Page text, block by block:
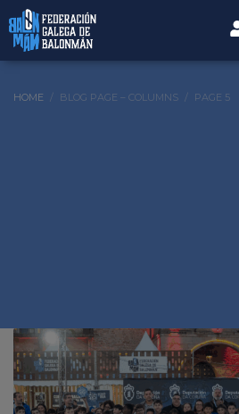
HOME BLOG PAGE – COLUMNS PAGE 5